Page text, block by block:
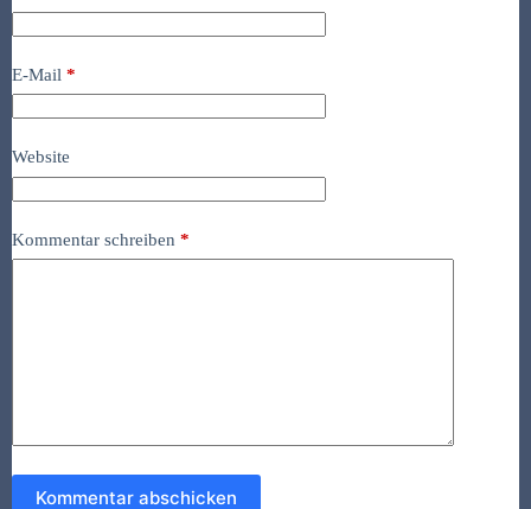
E-Mail *
Website
Kommentar schreiben *
Kommentar abschicken